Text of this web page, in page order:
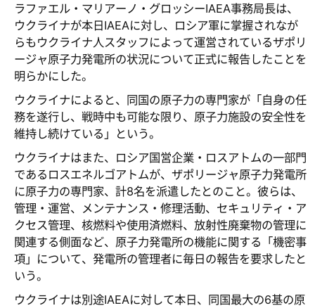
ラファエル・マリアーノ・グロッシーIAEA事務局長は、
ウクライナが本日IAEAに対し、ロシア軍に掌握されなが
らもウクライナ人スタッフによって運営されているザポリ
ージャ原子力発電所の状況について正式に報告したことを
明らかにした。
ウクライナによると、同国の原子力の専門家が「自身の任
務を遂行し、戦時中も可能な限り、原子力施設の安全性を
維持し続けている」という。
ウクライナはまた、ロシア国営企業・ロスアトムの一部門
であるロスエネルゴアトムが、ザポリージャ原子力発電所
に原子力の専門家、計8名を派遣したとのこと。彼らは、
管理・運営、メンテナンス・修理活動、セキュリティ・ア
クセス管理、核燃料や使用済燃料、放射性廃棄物の管理に
関連する側面など、原子力発電所の機能に関する「機密事
項」について、発電所の管理者に毎日の報告を要求したと
いう。
ウクライナは別途IAEAに対して本日、同国最大の6基の原